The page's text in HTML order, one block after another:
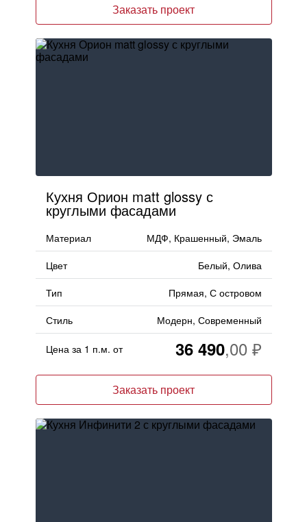
Заказать проект
Кухня Орион matt glossy с
круглыми фасадами
Материал
МДФ, Крашенный, Эмаль
Цвет
Белый, Олива
Тип
Прямая, С островом
Стиль
Модерн, Современный
Цена за 1 п.м. от 36 490
Заказать проект